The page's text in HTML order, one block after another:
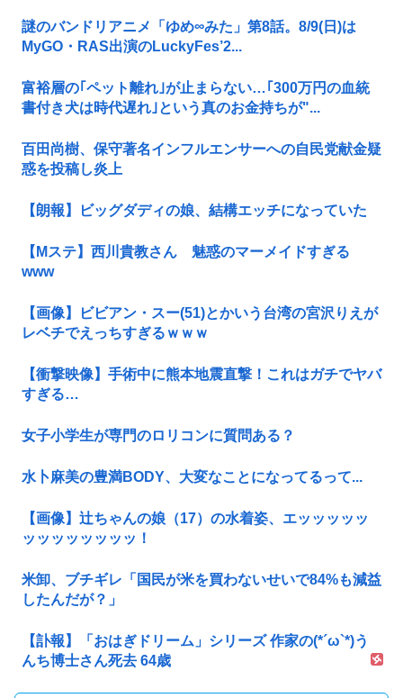
謎のバンドリアニメ「ゆめ∞みた」第8話。8/9(日)は
MyGO・RAS出演のLuckyFes’2...
富裕層の｢ペット離れ｣が止まらない…｢300万円の血統
書付き犬は時代遅れ｣という真のお金持ちが"...
百田尚樹、保守著名インフルエンサーへの自民党献金疑
惑を投稿し炎上
【朗報】ビッグダディの娘、結構エッチになっていた
【Mステ】西川貴教さん 魅惑のマーメイドすぎる
www
【画像】ビビアン・スー(51)とかいう台湾の宮沢りえが
レベチでえっちすぎるｗｗｗ
【衝撃映像】手術中に熊本地震直撃！これはガチでヤバ
すぎる…
女子小学生が専門のロリコンに質問ある？
水卜麻美の豊満BODY、大変なことになってるって...
【画像】辻ちゃんの娘（17）の水着姿、エッッッッッ
ッッッッッッッッ！
米卸、ブチギレ「国民が米を買わないせいで84%も減益
したんだが？」
【訃報】「おはぎドリーム」シリーズ 作家の(*´ω`*)う
んち博士さん死去 64歳